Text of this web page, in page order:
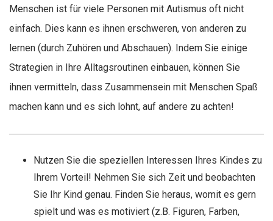
Menschen ist für viele Personen mit Autismus oft nicht
einfach. Dies kann es ihnen erschweren, von anderen zu
lernen (durch Zuhören und Abschauen). Indem Sie einige
Strategien in Ihre Alltagsroutinen einbauen, können Sie
ihnen vermitteln, dass Zusammensein mit Menschen Spaß
machen kann und es sich lohnt, auf andere zu achten!
Nutzen Sie die speziellen Interessen Ihres Kindes zu
Ihrem Vorteil! Nehmen Sie sich Zeit und beobachten
Sie Ihr Kind genau. Finden Sie heraus, womit es gern
spielt und was es motiviert (z.B. Figuren, Farben,